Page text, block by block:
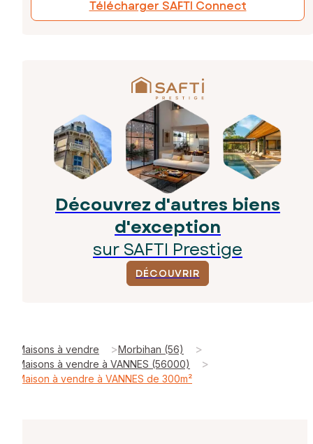
Télécharger SAFTI Connect
Découvrez d'autres biens
d'exception
sur SAFTI Prestige
DÉCOUVRIR
Maisons à vendre >Morbihan (56) >
Maisons à vendre à VANNES (56000) >
Maison à vendre à VANNES de 300m²